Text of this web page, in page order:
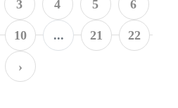
3 4 5 6
10 ... 21 22
›